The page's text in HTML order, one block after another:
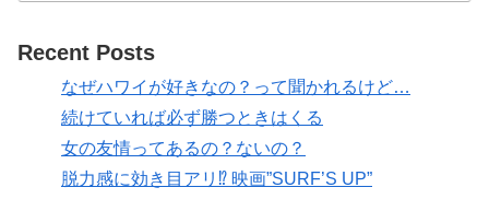
Recent Posts
なぜハワイが好きなの？って聞かれるけど…
続けていれば必ず勝つときはくる
女の友情ってあるの？ないの？
脱力感に効き目アリ⁉ 映画”SURF’S UP”